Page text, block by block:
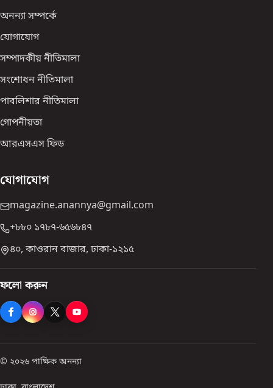
অনন্যা সম্পর্কে
যোগাযোগ
সম্পাদকীয় নীতিমালা
সংশোধন নীতিমালা
পাবলিশার নীতিমালা
গোপনীয়তা
আরএসএস ফিড
যোগাযোগ
magazine.anannya@gmail.com
+৮৮০ ১৭৮৭-৬৫৬৮৪৭
৪০, কাওরান বাজার, ঢাকা-১২১৫
ফলো করুন
© ২০২৬ পাক্ষিক অনন্যা